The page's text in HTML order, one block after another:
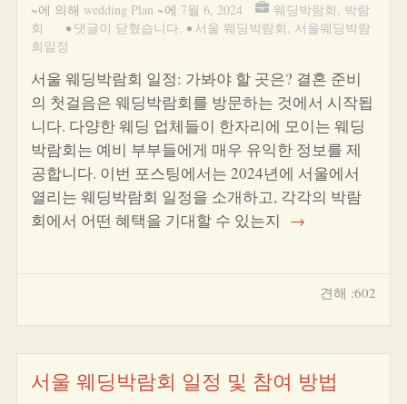
~에 의해 wedding Plan ~에 7월 6, 2024 웨딩박람회, 박람
회
• 댓글이 닫혔습니다. • 서울 웨딩박람회, 서울웨딩박람
회일정
서울 웨딩박람회 일정: 가봐야 할 곳은? 결혼 준비
의 첫걸음은 웨딩박람회를 방문하는 것에서 시작됩
니다. 다양한 웨딩 업체들이 한자리에 모이는 웨딩
박람회는 예비 부부들에게 매우 유익한 정보를 제
공합니다. 이번 포스팅에서는 2024년에 서울에서
열리는 웨딩박람회 일정을 소개하고, 각각의 박람
회에서 어떤 혜택을 기대할 수 있는지 →
견해 :602
서울 웨딩박람회 일정 및 참여 방법